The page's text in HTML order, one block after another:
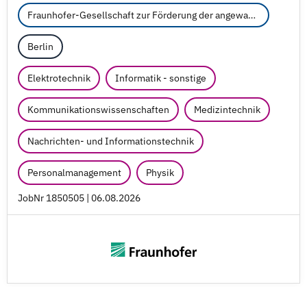
Fraunhofer-Gesellschaft zur Förderung der angewandten Forschung e.V.
Berlin
Elektrotechnik Informatik - sonstige
Kommunikationswissenschaften Medizintechnik
Nachrichten- und Informationstechnik
Personalmanagement Physik
JobNr 1850505 | 06.08.2026